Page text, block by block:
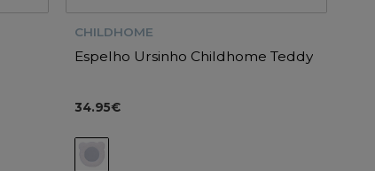
CHILDHOME
Espelho Ursinho Childhome Teddy
34.95€